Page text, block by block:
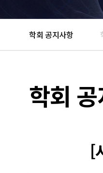
학회 공지사항
학회
[